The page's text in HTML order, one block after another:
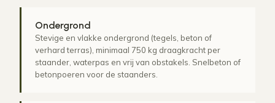
Ondergrond
Stevige en vlakke ondergrond (tegels, beton of
verhard terras), minimaal 750 kg draagkracht per
staander, waterpas en vrij van obstakels. Snelbeton of
betonpoeren voor de staanders.